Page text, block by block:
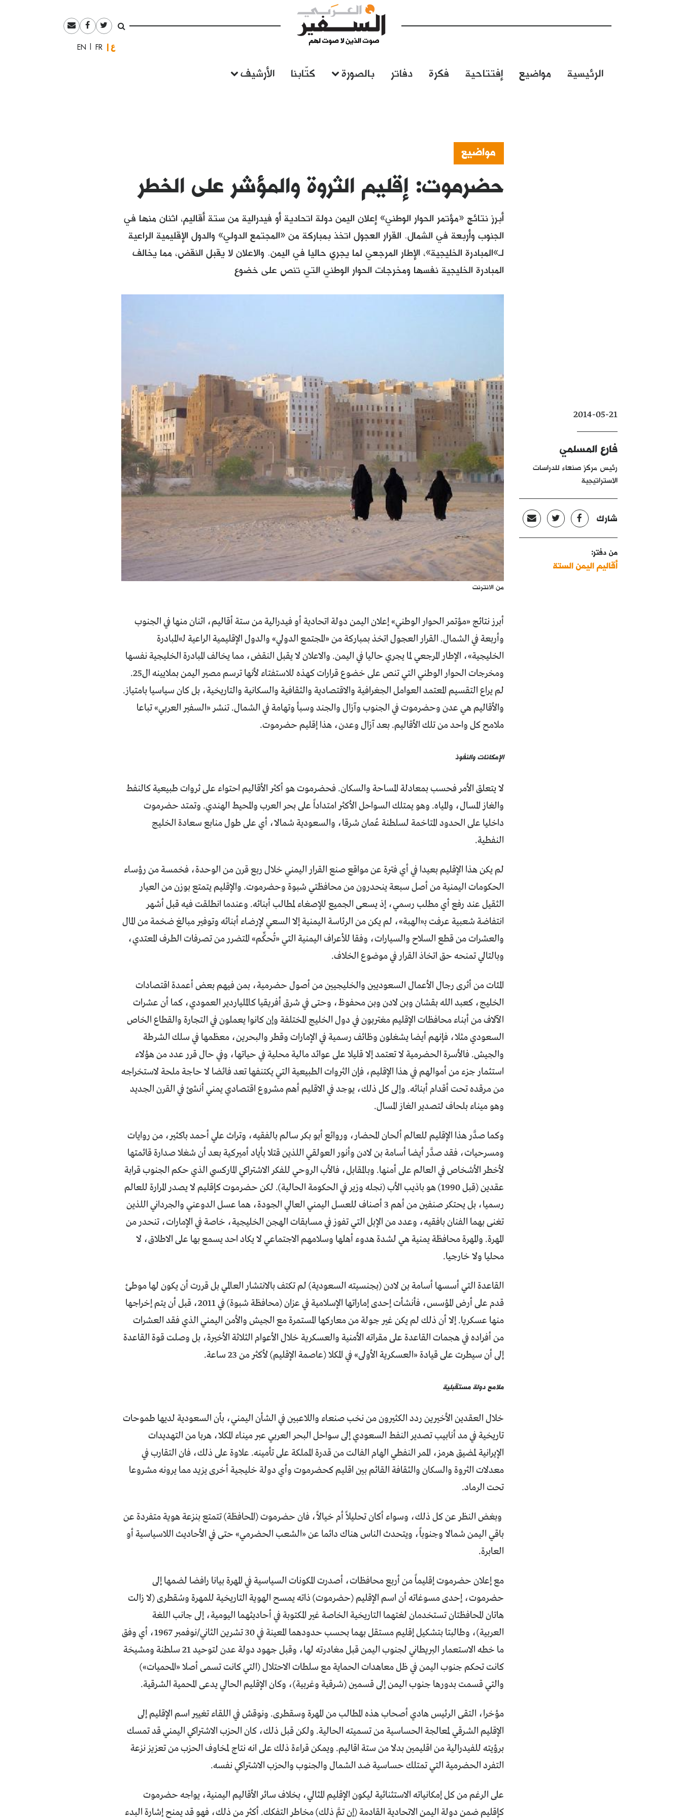
العربيةFrançais
English
الرئيسية مواضيع إفتتاحية فكرة دفاتر بالصورة كتّابنا الأرشيف
مواضيع
حضرموت: إقليم الثروة والمؤشر على الخطر
أبرز نتائج «مؤتمر الحوار الوطني» إعلان اليمن دولة اتحادية أو فيدرالية من ستة أقاليم، اثنان منها في
الجنوب وأربعة في الشمال. القرار العجول اتخذ بمباركة من «المجتمع الدولي» والدول الإقليمية الراعية
لـ»المبادرة الخليجية»، الإطار المرجعي لما يجري حاليا في اليمن. والاعلان لا يقبل النقض، مما يخالف
المبادرة الخليجية نفسها ومخرجات الحوار الوطني التي تنص على خضوع
2014-05-21
فارع المسلمي
رئيس مركز صنعاء للدراسات
الاستراتيجية
شارك
من دفتر:
أقاليم اليمن الستة
من الانترنت
أبرز نتائج «مؤتمر الحوار الوطني» إعلان اليمن دولة اتحادية أو فيدرالية من ستة أقاليم، اثنان منها في الجنوب
وأربعة في الشمال. القرار العجول اتخذ بمباركة من «المجتمع الدولي» والدول الإقليمية الراعية لـ»المبادرة
الخليجية»، الإطار المرجعي لما يجري حاليا في اليمن. والاعلان لا يقبل النقض، مما يخالف المبادرة الخليجية نفسها
ومخرجات الحوار الوطني التي تنص على خضوع قرارات كهذه للاستفتاء لأنها ترسم مصير اليمن بملايينه ال25.
لم يراع التقسيم المعتمد العوامل الجغرافية والاقتصادية والثقافية والسكانية والتاريخية، بل كان سياسيا بامتياز.
والأقاليم هي عدن وحضرموت في الجنوب وآزال والجند وسبأ وتهامة في الشمال. تنشر «السفير العربي» تباعا
ملامح كل واحد من تلك الأقاليم. بعد آزال وعدن، هذا إقليم حضرموت.
الإمكانات والنفوذ
لا يتعلق الأمر فحسب بمعادلة المساحة والسكان. فحضرموت هو أكثر الأقاليم احتواء على ثروات طبيعية كالنفط
والغاز المسال، والمياه. وهو يمتلك السواحل الأكثر امتداداً على بحر العرب والمحيط الهندي. وتمتد حضرموت
داخليا على الحدود المتاخمة لسلطنة عُمان شرقا، والسعودية شمالا، أي على طول منابع سعادة الخليج
النفطية.
لم يكن هذا الإقليم بعيدا في أي فترة عن مواقع صنع القرار اليمني خلال ربع قرن من الوحدة، فخمسة من رؤساء
الحكومات اليمنية من أصل سبعة ينحدرون من محافظتي شبوة وحضرموت. والإقليم يتمتع بوزن من العيار
الثقيل عند رفع أي مطلب رسمي، إذ يسعى الجميع للإصغاء لمطالب أبنائه. وعندما انطلقت فيه قبل أشهر
انتفاضة شعبية عرفت بـ«الهبة»، لم يكن من الرئاسة اليمنية إلا السعي لإرضاء أبنائه وتوفير مبالغ ضخمة من المال
والعشرات من قطع السلاح والسيارات، وفقا للأعراف اليمنية التي «تُحكِّم» المتضرر من تصرفات الطرف المعتدي،
وبالتالي تمنحه حق اتخاذ القرار في موضوع الخلاف.
المئات من أثرى رجال الأعمال السعوديين والخليجيين من أصول حضرمية، بمن فيهم بعض أعمدة اقتصادات
الخليج، كعبد الله بقشان وبن لادن وبن محفوظ، وحتى في شرق أفريقيا كالملياردير العمودي، كما أن عشرات
الآلاف من أبناء محافظات الإقليم مغتربون في دول الخليج المختلفة وإن كانوا يعملون في التجارة والقطاع الخاص
السعودي مثلا، فإنهم أيضا يشغلون وظائف رسمية في الإمارات وقطر والبحرين، معظمها في سلك الشرطة
والجيش. فالأسرة الحضرمية لا تعتمد إلا قليلا على عوائد مالية محلية في حياتها، وفي حال قرر عدد من هؤلاء
استثمار جزء من أموالهم في هذا الإقليم، فإن الثروات الطبيعية التي يكتنفها تعد فائضا لا حاجة ملحة لاستخراجه
من مرقده تحت أقدام أبنائه. وإلى كل ذلك، يوجد في الاقليم أهم مشروع اقتصادي يمني أنشئ في القرن الجديد
وهو ميناء بلحاف لتصدير الغاز المسال.
وكما صدَّر هذا الإقليم للعالم ألحان المحضار، وروائع أبو بكر سالم بالفقيه، وتراث علي أحمد باكثير، من روايات
ومسرحيات، فقد صدَّر أيضا أسامة بن لادن وأنور العولقي اللذين قتلا بأياد أميركية بعد أن شغلا صدارة قائمتها
لأخطر الأشخاص في العالم على أمنها. وبالمقابل، فالأب الروحي للفكر الاشتراكي الماركسي الذي حكم الجنوب قرابة
عقدين (قبل 1990) هو باذيب الأب (نجله وزير في الحكومة الحالية). لكن حضرموت كإقليم لا يصدر المرارة للعالم
رسميا، بل يحتكر صنفين من أهم 3 أصناف للعسل اليمني العالي الجودة، هما عسل الدوعني والجرداني اللذين
تغنى بهما الفنان بافقيه، وعدد من الإبل التي تفوز في مسابقات الهجن الخليجية، خاصة في الإمارات، تنحدر من
المهرة. والمهرة محافظة يمنية هي لشدة هدوء أهلها وسلامهم الاجتماعي لا يكاد احد يسمع بها على الاطلاق، لا
محليا ولا خارجيا.
القاعدة التي أسسها أسامة بن لادن (بجنسيته السعودية) لم تكتف بالانتشار العالمي بل قررت أن يكون لها موطئ
قدم على أرض المؤسس، فأنشأت إحدى إماراتها الإسلامية في عزان (محافظة شبوة) في 2011، قبل أن يتم إخراجها
منها عسكريا. إلا أن ذلك لم يكن غير جولة من معاركها المستمرة مع الجيش والأمن اليمني الذي فقد العشرات
من أفراده في هجمات القاعدة على مقراته الأمنية والعسكرية خلال الأعوام الثلاثة الأخيرة، بل وصلت قوة القاعدة
إلى أن سيطرت على قيادة «العسكرية الأولى» في المكلا (عاصمة الإقليم) لأكثر من 23 ساعة.
ملامح دولة مستقبلية
خلال العقدين الأخيرين ردد الكثيرون من نخب صنعاء واللاعبين في الشأن اليمني، بأن السعودية لديها طموحات
تاريخية في مد أنابيب تصدير النفط السعودي إلى سواحل البحر العربي عبر ميناء المكلا، هربا من التهديدات
الإيرانية لمضيق هرمز، الممر النفطي الهام الفالت من قدرة المملكة على تأمينه. علاوة على ذلك، فان التقارب في
معدلات الثروة والسكان والثقافة القائم بين اقليم كحضرموت وأي دولة خليجية أخرى يزيد مما يرونه مشروعا
تحت الرماد.
وبغض النظر عن كل ذلك، وسواء أكان تحليلاً أم خيالاً، فان حضرموت (المحافظة) تتمتع بنزعة هوية متفردة عن
باقي اليمن شمالا وجنوباً، ويتحدث الناس هناك دائما عن «الشعب الحضرمي» حتى في الأحاديث اللاسياسية أو
العابرة.
مع إعلان حضرموت إقليماً من أربع محافظات، أصدرت المكونات السياسية في المهرة بيانا رافضا لضمها إلى
حضرموت، إحدى مسوغاته أن اسم الإقليم (حضرموت) ذاته يمسح الهوية التاريخية للمهرة وسُقطرى (لا زالت
هاتان المحافظتان تستخدمان لغتهما التاريخية الخاصة غير المكتوبة في أحاديثهما اليومية، إلى جانب اللغة
العربية)، وطالبتا بتشكيل إقليم مستقل بهما بحسب حدودهما المعينة في 30 تشرين الثاني/نوفمبر 1967، أي وفق
ما خطه الاستعمار البريطاني لجنوب اليمن قبل مغادرته لها، وقبل جهود دولة عدن لتوحيد 21 سلطنة ومشيخة
كانت تحكم جنوب اليمن في ظل معاهدات الحماية مع سلطات الاحتلال (التي كانت تسمى أصلا «المحميات»)
والتي قسمت بدورها جنوب اليمن إلى قسمين (شرقية وغربية)، وكان الإقليم الحالي يدعى المحمية الشرقية.
مؤخرا، التقى الرئيس هادي أصحاب هذه المطالب من المهرة وسقطرى. ونوقش في اللقاء تغيير اسم الإقليم إلى
الإقليم الشرقي لمعالجة الحساسية من تسميته الحالية. ولكن قبل ذلك، كان الحزب الاشتراكي اليمني قد تمسك
برؤيته للفيدرالية من اقليمين بدلا من ستة اقاليم. ويمكن قراءة ذلك على انه نتاج لمخاوف الحزب من تعزيز نزعة
التفرد الحضرمية التي تمتلك حساسية ضد الشمال والجنوب والحزب الاشتراكي نفسه.
على الرغم من كل إمكانياته الاستثنائية ليكون الإقليم المثالي، بخلاف سائر الأقاليم اليمنية، يواجه حضرموت
كإقليم ضمن دولة اليمن الاتحادية القادمة (إن تمَّ ذلك) مخاطر التفكك. أكثر من ذلك، فهو قد يمنح إشارة البدء